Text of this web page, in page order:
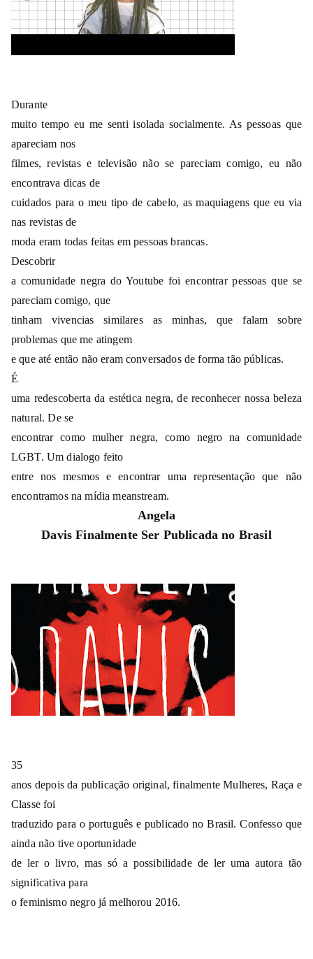
Durante
muito tempo eu me senti isolada socialmente. As pessoas que
apareciam nos
filmes, revistas e televisão não se pareciam comigo, eu não
encontrava dicas de
cuidados para o meu tipo de cabelo, as maquiagens que eu via
nas revistas de
moda eram todas feitas em pessoas brancas.
Descobrir
a comunidade negra do Youtube foi encontrar pessoas que se
pareciam comigo, que
tinham vivencias similares as minhas, que falam sobre
problemas que me atingem
e que até então não eram conversados de forma tão públicas.
É
uma redescoberta da estética negra, de reconhecer nossa beleza
natural. De se
encontrar como mulher negra, como negro na comunidade
LGBT. Um dialogo feito
entre nos mesmos e encontrar uma representação que não
encontramos na mídia meanstream.
Angela
Davis Finalmente Ser Publicada no Brasil
35
anos depois da publicação original, finalmente Mulheres, Raça e
Classe foi
traduzido para o português e publicado no Brasil. Confesso que
ainda não tive oportunidade
de ler o livro, mas só a possibilidade de ler uma autora tão
significativa para
o feminismo negro já melhorou 2016.